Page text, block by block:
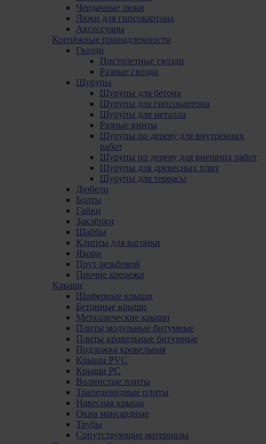
Чердачные люки
Люки для гипсокартона
Аксессуары
Крепёжные принадлежности
Гвозди
Пистолетные гвозди
Разные гвозди
Шурупы
Шурупы для бетона
Шурупы для гипсокартона
Шурупы для металла
Pазные винты
Шурупы по дереву для внутренних
работ
Шурупы по дереву для внешних работ
Шурупы для древесных плит
Шурупы для террасы
Дюбели
Болты
Гайки
Заклёпки
Шайбы
Клипсы для вагонки
Якори
Прут резьбовой
Прочие крепежи
Крыши
Шиферные крыши
Бетонные крыши
Металлические крыши
Плиты модульные битумные
Плиты кровельные битумные
Подложка кровельная
Крыши PVC
Крыши PC
Волнистые плиты
Трапецевидные плиты
Навесная крыша
Окна мансардные
Трубы
Сопутствующие материалы